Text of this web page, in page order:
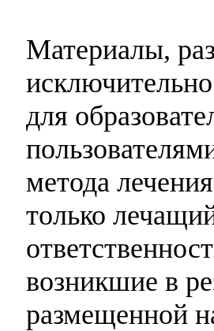
Материалы,
для
метода
только
возникшие в
размещенной